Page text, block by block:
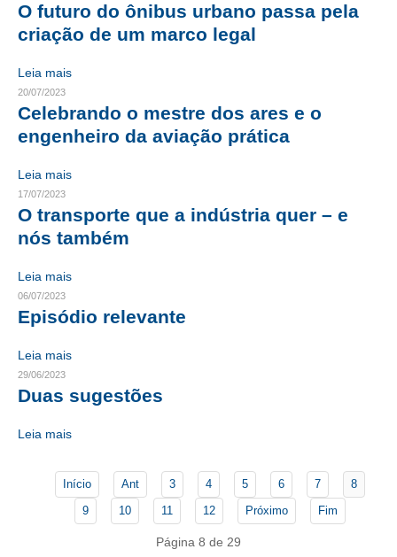
LEI 5.194/1966 – REGULAMENTAÇÃO DA PROFISSÃO
RES 1.002/2002 – CÓDIGO DE ÉTICA
HOMOLOGAÇÕES
OPORTUNIDADES
APRESENTAÇÃO
EMPREGO E ESTÁGIO
O futuro do ônibus urbano passa pela
criação de um marco legal
Leia mais
20/07/2023
Celebrando o mestre dos ares e o
engenheiro da aviação prática
Leia mais
17/07/2023
O transporte que a indústria quer – e
nós também
Leia mais
06/07/2023
Episódio relevante
Leia mais
29/06/2023
Duas sugestões
Leia mais
Início Ant 3 4 5 6 7
8
9
10 11 12 Próximo Fim
Página 8 de 29